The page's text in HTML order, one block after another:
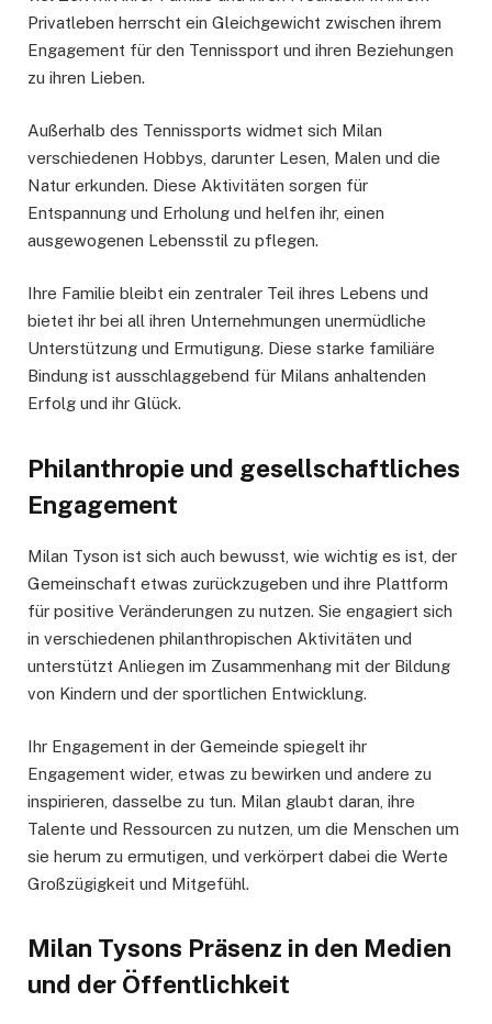
Privatleben herrscht ein Gleichgewicht zwischen ihrem
Engagement für den Tennissport und ihren Beziehungen
zu ihren Lieben.
Außerhalb des Tennissports widmet sich Milan
verschiedenen Hobbys, darunter Lesen, Malen und die
Natur erkunden. Diese Aktivitäten sorgen für
Entspannung und Erholung und helfen ihr, einen
ausgewogenen Lebensstil zu pflegen.
Ihre Familie bleibt ein zentraler Teil ihres Lebens und
bietet ihr bei all ihren Unternehmungen unermüdliche
Unterstützung und Ermutigung. Diese starke familiäre
Bindung ist ausschlaggebend für Milans anhaltenden
Erfolg und ihr Glück.
Philanthropie und gesellschaftliches
Engagement
Milan Tyson ist sich auch bewusst, wie wichtig es ist, der
Gemeinschaft etwas zurückzugeben und ihre Plattform
für positive Veränderungen zu nutzen. Sie engagiert sich
in verschiedenen philanthropischen Aktivitäten und
unterstützt Anliegen im Zusammenhang mit der Bildung
von Kindern und der sportlichen Entwicklung.
Ihr Engagement in der Gemeinde spiegelt ihr
Engagement wider, etwas zu bewirken und andere zu
inspirieren, dasselbe zu tun. Milan glaubt daran, ihre
Talente und Ressourcen zu nutzen, um die Menschen um
sie herum zu ermutigen, und verkörpert dabei die Werte
Großzügigkeit und Mitgefühl.
Milan Tysons Präsenz in den Medien
und der Öffentlichkeit